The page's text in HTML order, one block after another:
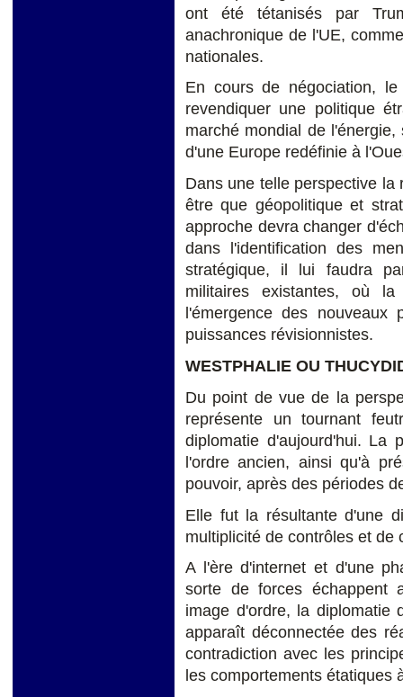
ont été tétanisés par
anachronique de l'UE,
nationales.
En cours de négociation,
revendiquer une politique
marché mondial de
d'une Europe redéfinie à
Dans une telle perspective la
être que géopolitique et
approche devra changer
dans l'identification des
stratégique, il lui faudra
militaires existantes, où
l'émergence des
puissances révisionnistes.
WESTPHALIE OU
Du point de vue de la
représente un tournant
diplomatie d'aujourd'hui. La
l'ordre ancien, ainsi qu'à
pouvoir, après des périodes
Elle fut la résultante d'une
multiplicité de contrôles et de
A l'ère d'internet et d'une
sorte de forces échappent
image d'ordre, la diplomatie
apparaît déconnectée des
contradiction avec les
les comportements étatiques